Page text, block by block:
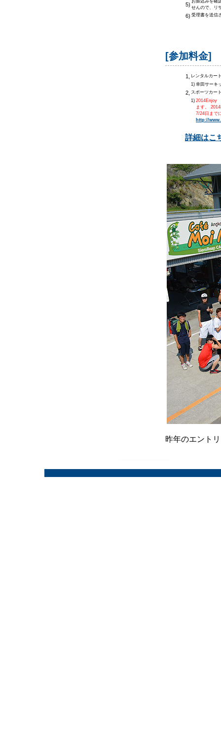
5)
お振込みを確
せんので、リ
6) 受理書を送信
[参加料金]
1,
レンタルカー
1) 幸田サーキ
2, スポーツカー
1) 2014Enjoy
ます。
7/24日まで
http://
詳細はこ
昨年のエント